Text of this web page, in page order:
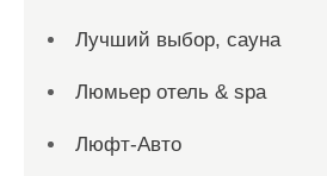
Лучший выбор, сауна
Люмьер отель & spa
Люфт-Авто